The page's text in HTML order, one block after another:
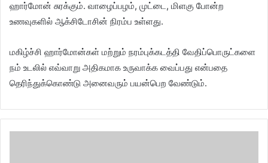
ஹார்மோன் சுரக்கும். வாழைப்பழம், முட்டை, மிளகு போன்ற
உணவுகளில் ஆக்சிடோசின் நிரம்ப உள்ளது.
மகிழ்ச்சி ஹார்மோன்கள் மற்றும் நரம்புக்கடத்தி வேதிப்பொருட்களை
நம் உடலில் எவ்வாறு அதிகமாக உருவாக்க வைப்பது என்பதை
தெரிந்துக்கொண்டு அனைவரும் பயன்பெற வேண்டும்.